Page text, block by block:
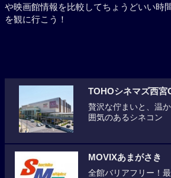
や映画館情報を比較してちょうどいい時
を観に行こう！
TOHOシネマズ西宮
贅沢な佇まいと、温
囲気のあるシネコン
MOVIXあまがさき
全館バリアフリー！